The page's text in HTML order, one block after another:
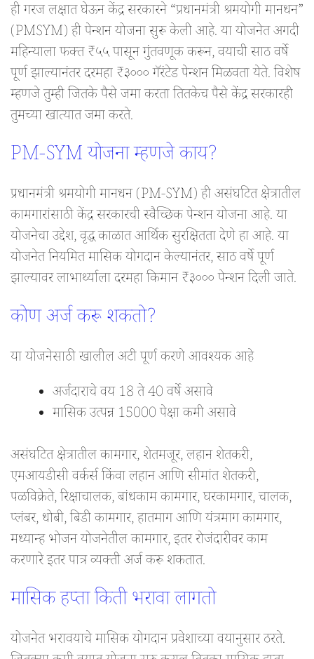
ही गरज लक्षात घेऊन केंद्र सरकारने “प्रधानमंत्री श्रमयोगी मानधन”
(PMSYM) ही पेन्शन योजना सुरू केली आहे. या योजनेत अगदी
महिन्याला फक्त ₹५५ पासून गुंतवणूक करून, वयाची साठ वर्षे
पूर्ण झाल्यानंतर दरमहा ₹३००० गॅरंटेड पेन्शन मिळवता येते. विशेष
म्हणजे तुम्ही जितके पैसे जमा करता तितकेच पैसे केंद्र सरकारही
तुमच्या खात्यात जमा करते.
PM-SYM योजना म्हणजे काय?
प्रधानमंत्री श्रमयोगी मानधन (PM-SYM) ही असंघटित क्षेत्रातील
कामगारांसाठी केंद्र सरकारची स्वैच्छिक पेन्शन योजना आहे. या
योजनेचा उद्देश, वृद्ध काळात आर्थिक सुरक्षितता देणे हा आहे. या
योजनेत नियमित मासिक योगदान केल्यानंतर, साठ वर्षे पूर्ण
झाल्यावर लाभार्थ्याला दरमहा किमान ₹३००० पेन्शन दिली जाते.
कोण अर्ज करू शकतो?
या योजनेसाठी खालील अटी पूर्ण करणे आवश्यक आहे
अर्जदाराचे वय 18 ते 40 वर्षे असावे
मासिक उत्पन्न 15000 पेक्षा कमी असावे
असंघटित क्षेत्रातील कामगार, शेतमजूर, लहान शेतकरी,
एमआयडीसी वर्कर्स किंवा लहान आणि सीमांत शेतकरी,
पळविक्रेते, रिक्षाचालक, बांधकाम कामगार, घरकामगार, चालक,
प्लंबर, धोबी, बिडी कामगार, हातमाग आणि यंत्रमाग कामगार,
मध्यान्ह भोजन योजनेतील कामगार, इतर रोजंदारीवर काम
करणारे इतर पात्र व्यक्ती अर्ज करू शकतात.
मासिक हप्ता किती भरावा लागतो
योजनेत भरावयाचे मासिक योगदान प्रवेशाच्या वयानुसार ठरते.